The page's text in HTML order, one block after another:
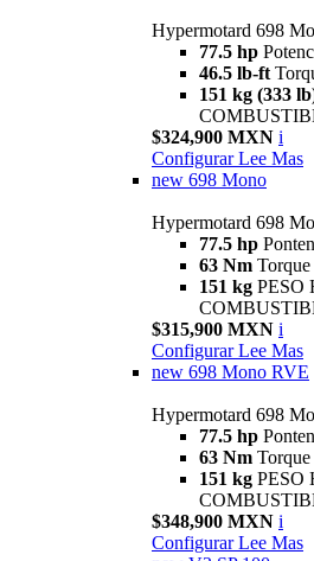
Hypermotard 698
77.5 hp
46.5 lb-ft
151 kg (333
$324,900 MXN i
Configurar Lee Mas
new 698 Mono
Hypermotard 698
77.5 hp
63 Nm Torque
151 kg PESO
$315,900 MXN i
Configurar Lee Mas
new 698 Mono RVE
Hypermotard 698
77.5 hp
63 Nm Torque
151 kg PESO
$348,900 MXN i
Configurar Lee Mas